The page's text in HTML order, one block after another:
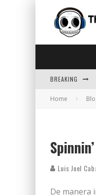
BREAKING
Home
Luis Joel
De manera